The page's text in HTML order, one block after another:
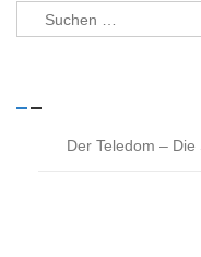
Suchen
nach:
Der Teledom –